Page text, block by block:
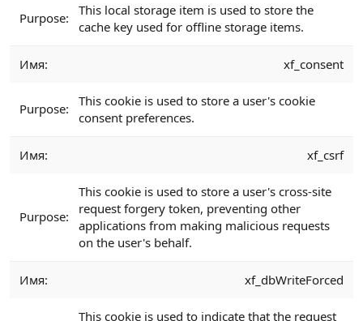
This local storage item is used to store the
cache key used for offline storage items.
xf_consent
This cookie is used to store a user's cookie
consent preferences.
xf_csrf
This cookie is used to store a user's cross-site
request forgery token, preventing other
applications from making malicious requests
on the user's behalf.
xf_dbWriteForced
This cookie is used to indicate that the request